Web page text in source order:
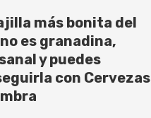
más bonita del
es granadina,
y puedes
con Cervezas